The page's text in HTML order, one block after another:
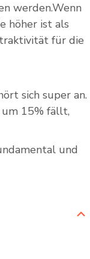
werden.Wenn
höher ist als
für die
sich super an.
15% fällt,
und